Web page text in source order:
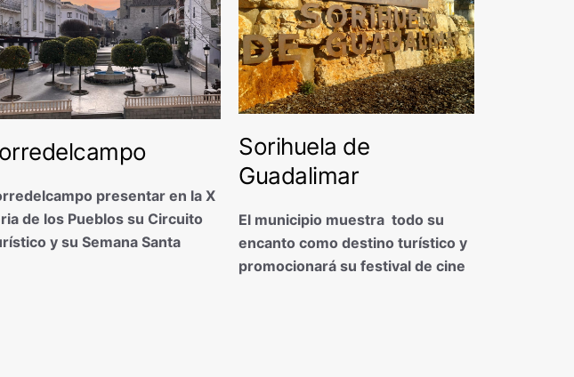
presentar en la X
de los Pueblos su Circuito
y su Semana Santa
Sorihuela de
Guadalimar
El municipio muestra todo su
encanto como destino turístico y
promocionará su festival de cine